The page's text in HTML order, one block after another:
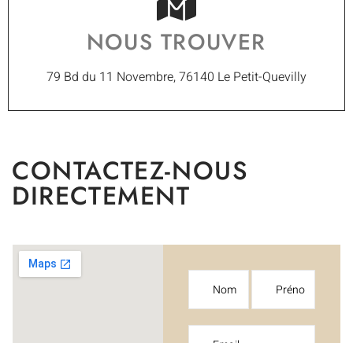
NOUS TROUVER
79 Bd du 11 Novembre, 76140 Le Petit-Quevilly
CONTACTEZ-NOUS
DIRECTEMENT